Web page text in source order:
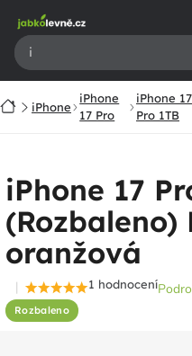
obsah
DomůiPhone
iPhone
17 Pro
iPhone 17
Pro 1TB
iPhone 17
(Rozbaleno)
oranžová
Rozbaleno
Průměrné
hodnocení
1 hodnocení